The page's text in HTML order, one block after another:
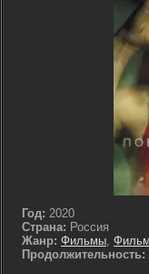
Год: 2020
Страна: Россия
Жанр: Фильмы,
Продолжительность: